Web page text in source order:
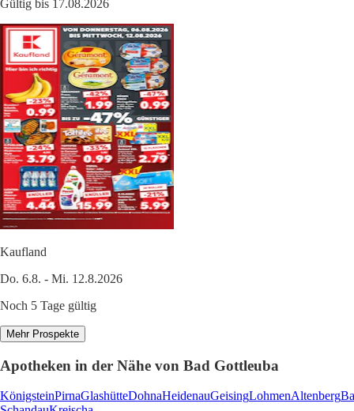
Gültig bis 17.08.2026
Kaufland
Do. 6.8. - Mi. 12.8.2026
Noch 5 Tage gültig
Mehr Prospekte
Apotheken in der Nähe von Bad Gottleuba
KönigsteinPirnaGlashütteDohnaHeidenauGeisingLohmenAltenberg